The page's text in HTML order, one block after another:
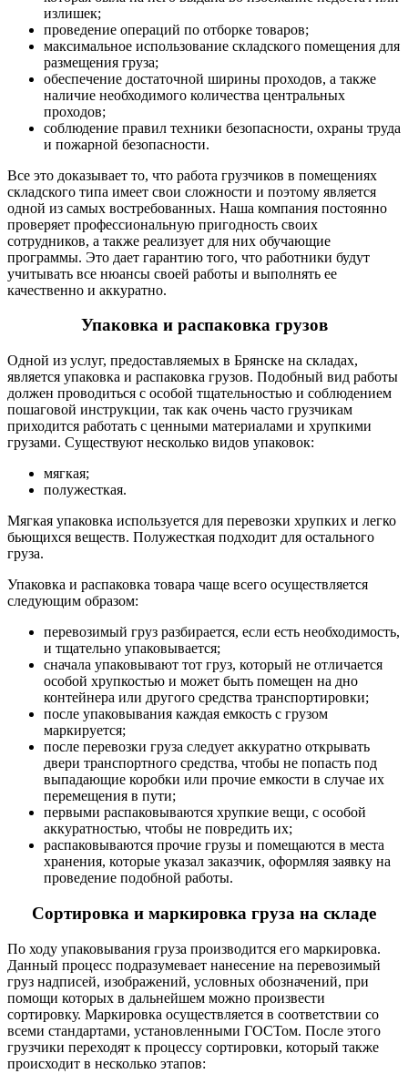
излишек;
проведение операций по отборке товаров;
максимальное использование складского помещения для
размещения груза;
обеспечение достаточной ширины проходов, а также
наличие необходимого количества центральных
проходов;
соблюдение правил техники безопасности, охраны труда
и пожарной безопасности.
Все это доказывает то, что работа грузчиков в помещениях
складского типа имеет свои сложности и поэтому является
одной из самых востребованных. Наша компания постоянно
проверяет профессиональную пригодность своих
сотрудников, а также реализует для них обучающие
программы. Это дает гарантию того, что работники будут
учитывать все нюансы своей работы и выполнять ее
качественно и аккуратно.
Упаковка и распаковка грузов
Одной из услуг, предоставляемых в Брянске на складах,
является упаковка и распаковка грузов. Подобный вид работы
должен проводиться с особой тщательностью и соблюдением
пошаговой инструкции, так как очень часто грузчикам
приходится работать с ценными материалами и хрупкими
грузами. Существуют несколько видов упаковок:
мягкая;
полужесткая.
Мягкая упаковка используется для перевозки хрупких и легко
бьющихся веществ. Полужесткая подходит для остального
груза.
Упаковка и распаковка товара чаще всего осуществляется
следующим образом:
перевозимый груз разбирается, если есть необходимость,
и тщательно упаковывается;
сначала упаковывают тот груз, который не отличается
особой хрупкостью и может быть помещен на дно
контейнера или другого средства транспортировки;
после упаковывания каждая емкость с грузом
маркируется;
после перевозки груза следует аккуратно открывать
двери транспортного средства, чтобы не попасть под
выпадающие коробки или прочие емкости в случае их
перемещения в пути;
первыми распаковываются хрупкие вещи, с особой
аккуратностью, чтобы не повредить их;
распаковываются прочие грузы и помещаются в места
хранения, которые указал заказчик, оформляя заявку на
проведение подобной работы.
Сортировка и маркировка груза на складе
По ходу упаковывания груза производится его маркировка.
Данный процесс подразумевает нанесение на перевозимый
груз надписей, изображений, условных обозначений, при
помощи которых в дальнейшем можно произвести
сортировку. Маркировка осуществляется в соответствии со
всеми стандартами, установленными ГОСТом. После этого
грузчики переходят к процессу сортировки, который также
происходит в несколько этапов: